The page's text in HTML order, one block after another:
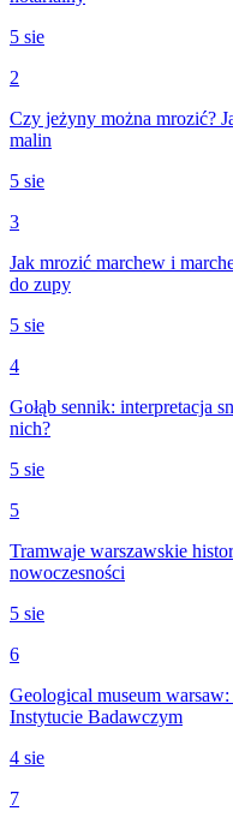
5 sie
2
Czy jeżyny można mrozić?
malin
5 sie
3
Jak mrozić marchew i
do zupy
5 sie
4
Gołąb sennik: interpretacja
nich?
5 sie
5
Tramwaje warszawskie
nowoczesności
5 sie
6
Geological museum
Instytucie Badawczym
4 sie
7